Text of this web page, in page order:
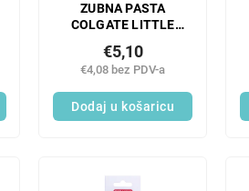
ZUBNA PASTA
COLGATE LITTLE
€4,08 bez PDV-a
€5,10
Dodaj u košaricu